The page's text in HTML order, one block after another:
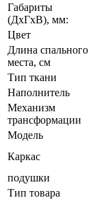
Габариты
(ДхГхВ), мм:
Цвет
Длина спального
места, см
Тип ткани
Наполнитель
Механизм
трансформации
Модель
Каркас
подушки
Тип товара